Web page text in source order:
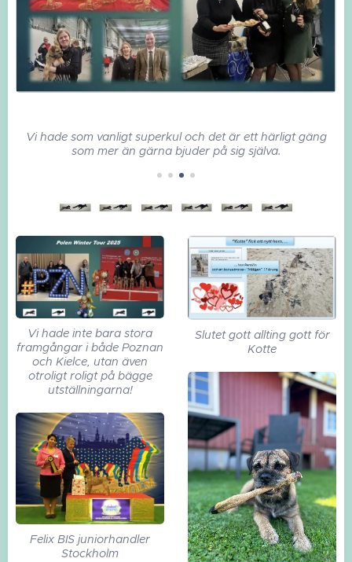
Vi hade som vanligt superkul och det är ett härligt gäng
som mer än gärna bjuder på sig själva.
Vi hade inte bara stora
framgångar i både Poznan
och Kielce, utan även
otroligt roligt på bägge
utställningarna!
Slutet gott allting gott för
Kotte
Felix BIS juniorhandler
Stockholm